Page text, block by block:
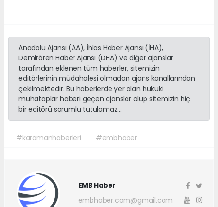
Anadolu Ajansı (AA), İhlas Haber Ajansı (İHA),
Demirören Haber Ajansı (DHA) ve diğer ajanslar
tarafından eklenen tüm haberler, sitemizin
editörlerinin müdahalesi olmadan ajans kanallarından
çekilmektedir. Bu haberlerde yer alan hukuki
muhataplar haberi geçen ajanslar olup sitemizin hiç
bir editörü sorumlu tutulamaz...
#karamanhaberleri #embhaber
EMB Haber
embhaber.com@gmail.com